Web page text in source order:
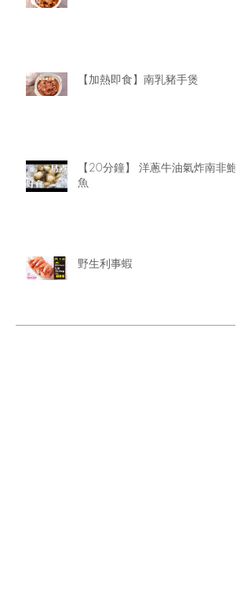
【加熱即食】南乳豬手煲
【20分鐘】 洋蔥牛油氣炸南非鮑
魚
野生利事蝦